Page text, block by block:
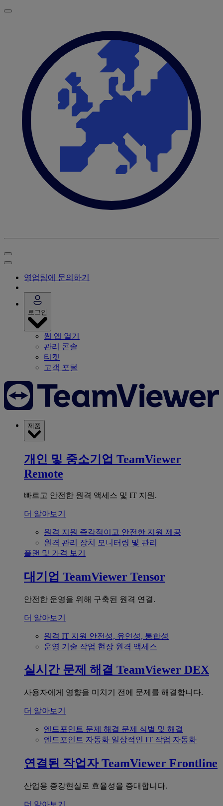
영업팀에 문의하기
로그인
웹 앱 열기
관리 콘솔
티켓
고객 포털
제품
개인 및 중소기업 TeamViewer
Remote
빠르고 안전한 원격 액세스 및 IT 지원.
더 알아보기
원격 지원 즉각적이고 안전한 지원 제공
원격 관리 장치 모니터링 및 관리
플랜 및 가격 보기
대기업 TeamViewer Tensor
안전한 운영을 위해 구축된 원격 연결.
더 알아보기
원격 IT 지원 안전성, 유연성, 통합성
운영 기술 작업 현장 원격 액세스
실시간 문제 해결 TeamViewer DEX
사용자에게 영향을 미치기 전에 문제를 해결합니다.
더 알아보기
엔드포인트 문제 해결 문제 식별 및 해결
엔드포인트 자동화 일상적인 IT 작업 자동화
연결된 작업자 TeamViewer Frontline
산업용 증강현실로 효율성을 증대합니다.